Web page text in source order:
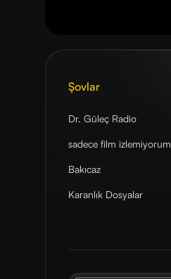
Şovlar
Dr. Güleç Radio
sadece film izlemiyorum
Bakıcaz
Karanlık Dosyalar